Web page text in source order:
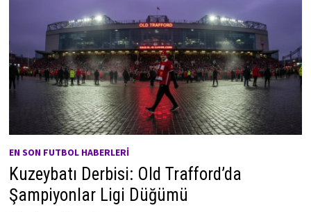
EN SON FUTBOL HABERLERI
Kuzeybatı Derbisi: Old Trafford’da
Şampiyonlar Ligi Düğümü